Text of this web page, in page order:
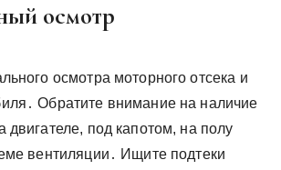
осмотр
осмотра моторного отсека и
Обратите внимание на наличие
двигателе, под капотом, на полу
вентиляции․ Ищите подтеки